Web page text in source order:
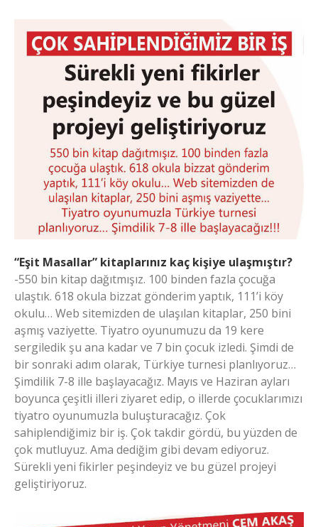
“Eşit Masallar” kitaplarınız kaç kişiye ulaşmıştır?
-550 bin kitap dağıtmışız. 100 binden fazla çocuğa
ulaştık. 618 okula bizzat gönderim yaptık, 111’i köy
okulu… Web sitemizden de ulaşılan kitaplar, 250 bini
aşmış vaziyette. Tiyatro oyunumuzu da 19 kere
sergiledik şu ana kadar ve 7 bin çocuk izledi. Şimdi de
bir sonraki adım olarak, Türkiye turnesi planlıyoruz…
Şimdilik 7-8 ille başlayacağız. Mayıs ve Haziran ayları
boyunca çeşitli illeri ziyaret edip, o illerde çocuklarımızı
tiyatro oyunumuzla buluşturacağız. Çok
sahiplendiğimiz bir iş. Çok takdir gördü, bu yüzden de
çok mutluyuz. Ama dediğim gibi devam ediyoruz.
Sürekli yeni fikirler peşindeyiz ve bu güzel projeyi
geliştiriyoruz.